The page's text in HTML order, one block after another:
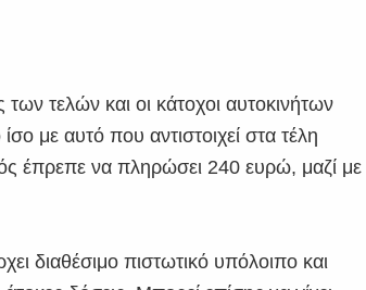
τελών και οι κάτοχοι αυτοκινήτων
με αυτό που αντιστοιχεί στα τέλη
έπρεπε να πληρώσει 240 ευρώ, μαζί με
διαθέσιμο πιστωτικό υπόλοιπο και